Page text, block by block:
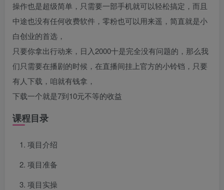
操作也是超级简单，只需要一部手机就可以轻松搞定，而且
中途也没有任何收费软件，零粉也可以用来遥，简直就是小
白创业的首选，
只要你拿出行动来，日入2000十是完全没有问题的，那么我
们只需要在播剧的时候，在直播间挂上官方的小铃铛，只要
有人下载，咱就有钱拿，
下载一个就是7到10元不等的收益
课程目录
项目介绍
项目准备
项目实操